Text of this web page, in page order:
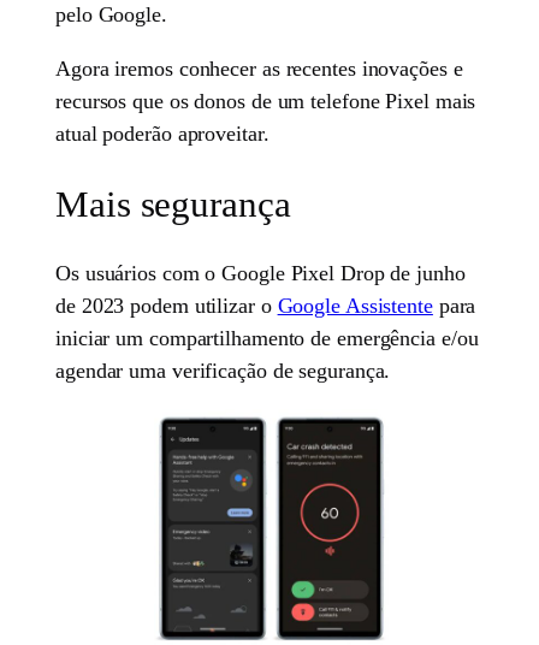
pelo Google.
Agora iremos conhecer as recentes inovações e
recursos que os donos de um telefone Pixel mais
atual poderão aproveitar.
Mais segurança
Os usuários com o Google Pixel Drop de junho
de 2023 podem utilizar o Google Assistentepara
iniciar um compartilhamento de emergência e/ou
agendar uma verificação de segurança.